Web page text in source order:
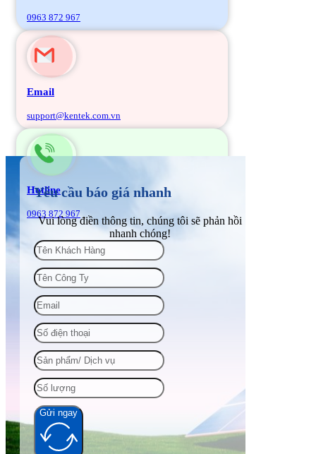
0963 872 967
Email
support@kentek.com.vn
Hotline
0963 872 967
Yêu cầu báo giá nhanh
Vui lòng điền thông tin, chúng tôi sẽ phản hồi
nhanh chóng!
Gửi ngay